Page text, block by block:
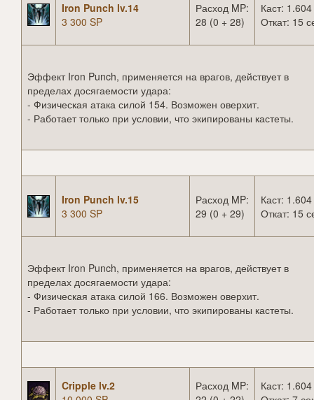
Iron Punch lv.14
3 300 SP
Расход MP:
28 (0 + 28)
Каст: 1.604
Откат: 15
Эффект Iron Punch, применяется на врагов, действует в
пределах досягаемости удара:
- Физическая атака силой 154. Возможен оверхит.
- Работает только при условии, что экипированы кастеты.
Iron Punch lv.15
3 300 SP
Расход MP:
29 (0 + 29)
Каст: 1.604
Откат: 15
Эффект Iron Punch, применяется на врагов, действует в
пределах досягаемости удара:
- Физическая атака силой 166. Возможен оверхит.
- Работает только при условии, что экипированы кастеты.
Cripple lv.2
Расход MP:
Каст: 1.604